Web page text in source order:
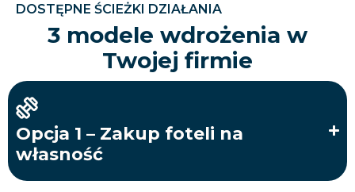
DOSTĘPNE ŚCIEŻKI DZIAŁANIA
3 modele wdrożenia w
Twojej firmie
Opcja 1 – Zakup foteli na
własność